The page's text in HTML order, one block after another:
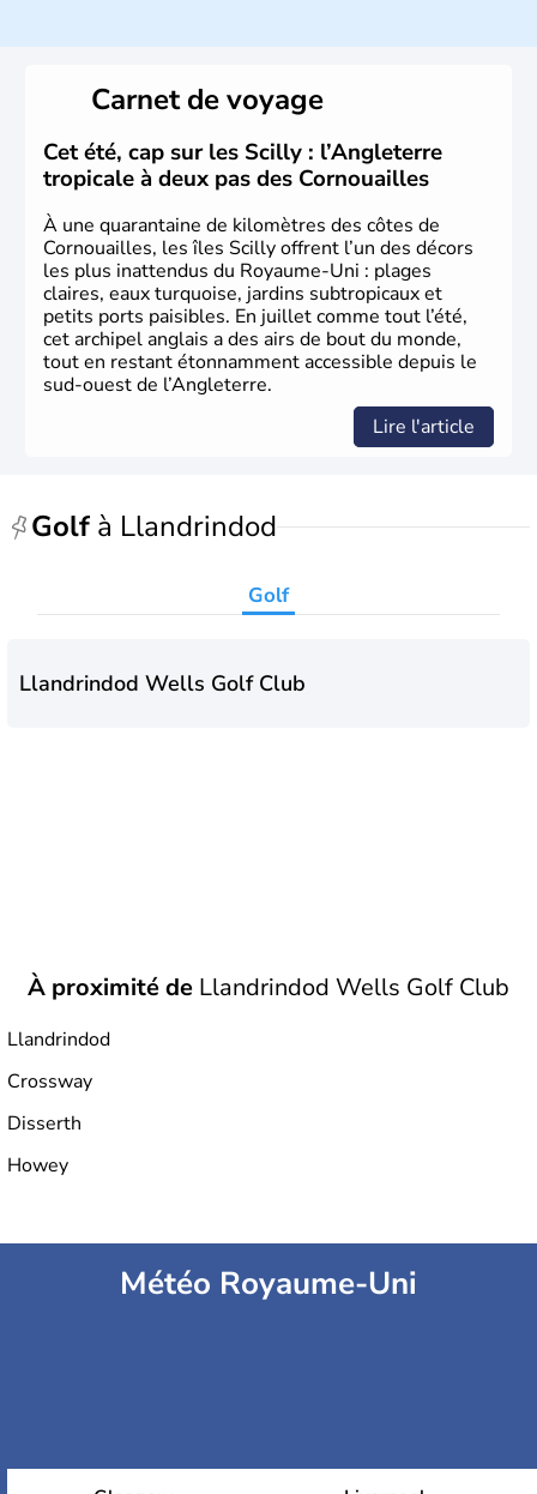
Jones, Roger Glover sont quelques-unes des célébrités
Pays de Galles
de la musique. Ken Follet et Catherine Zeta-Jones en
littérature et au cinéma portent haut les couleurs de ce
pays.
Carnet de voyage
Cet été, cap sur les Scilly : l’Angleterre
tropicale à deux pas des Cornouailles
À une quarantaine de kilomètres des côtes de
Cornouailles, les îles Scilly offrent l’un des décors
les plus inattendus du Royaume-Uni : plages
claires, eaux turquoise, jardins subtropicaux et
petits ports paisibles. En juillet comme tout l’été,
cet archipel anglais a des airs de bout du monde,
tout en restant étonnamment accessible depuis le
sud-ouest de l’Angleterre.
Lire l'article
Golf à Llandrindod
Golf
Llandrindod Wells Golf Club
À proximité de Llandrindod Wells Golf Club
Llandrindod
Crossway
Disserth
Howey
Météo Royaume-Uni